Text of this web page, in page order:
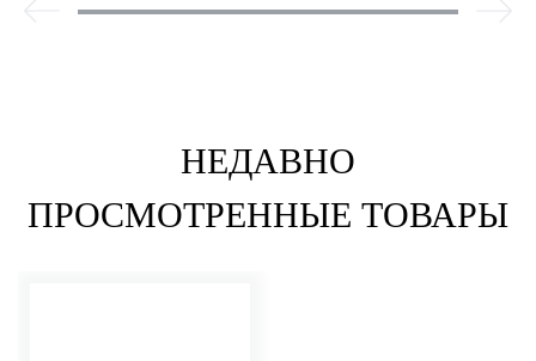
НЕДАВНО
ПРОСМОТРЕННЫЕ ТОВАРЫ